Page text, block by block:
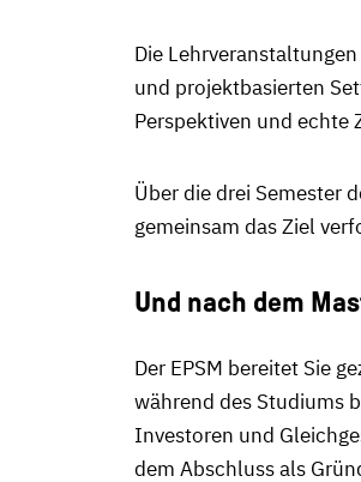
Die
und projektbasierten
Perspektiven und echte
Über die drei Semester
gemeinsam das Ziel
Und nach dem
Der EPSM bereitet Sie
während des Studiums
Investoren und
dem Abschluss als